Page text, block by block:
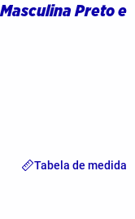
Preto e
Tabela de medida